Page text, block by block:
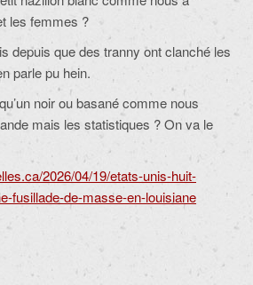
les femmes ?
depuis que des tranny ont clanché les
parle pu hein.
noir ou basané comme nous
mais les statistiques ? On va le
2026/04/19/etats-unis-huit-
fusillade-de-masse-en-louisiane